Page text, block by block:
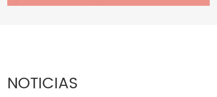
NOTICIAS